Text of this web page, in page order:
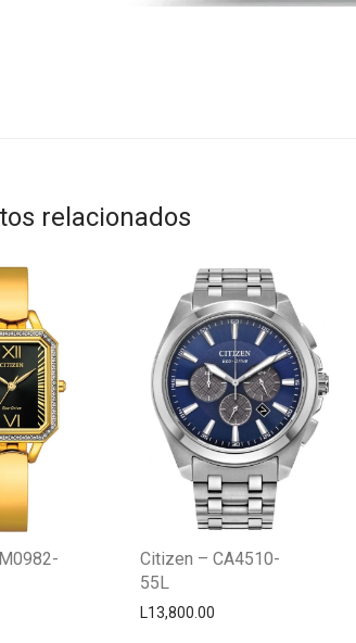
relacionados
Citizen – CA4510-
55L
L13,800.00